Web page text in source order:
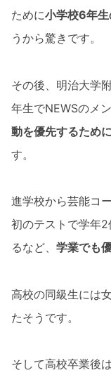
ために小学校6年
うから驚きです。
その後、明治大学
年生でNEWSのメ
動を優先するため
す。
進学校から芸能コ
初のテストで学年
るなど、 学業でも
高校の同級生には
たそうです。
そして高校卒業後は